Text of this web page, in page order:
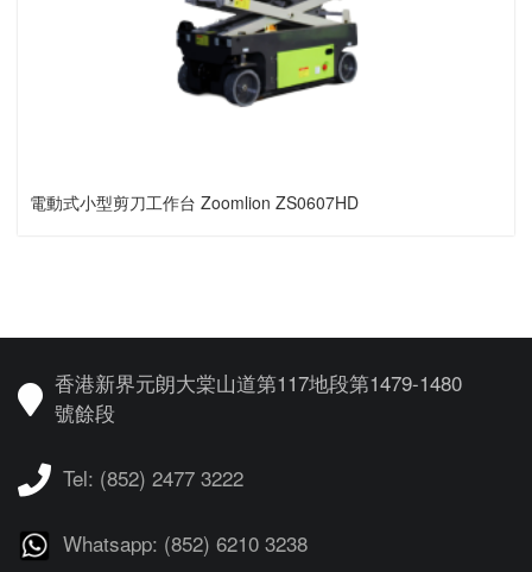
電動式小型剪刀工作台 Zoomlion ZS0607HD
香港新界元朗大棠山道第117地段第1479-1480
號餘段
Tel: (852) 2477 3222
Whatsapp: (852) 6210 3238